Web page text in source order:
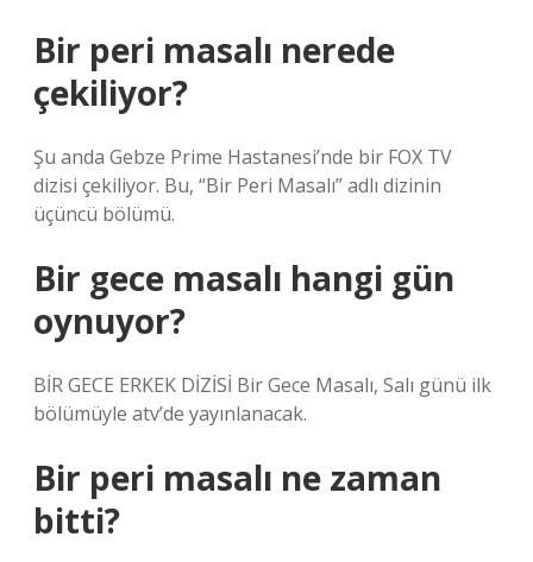
Bir peri masalı nerede
çekiliyor?
Şu anda Gebze Prime Hastanesi’nde bir FOX TV
dizisi çekiliyor. Bu, “Bir Peri Masalı” adlı dizinin
üçüncü bölümü.
Bir gece masalı hangi gün
oynuyor?
BİR GECE ERKEK DİZİSİ Bir Gece Masalı, Salı günü ilk
bölümüyle atv’de yayınlanacak.
Bir peri masalı ne zaman
bitti?